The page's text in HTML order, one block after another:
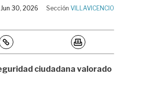
Jun 30, 2026 Sección VILLAVICENCIO
ciudadana valorado